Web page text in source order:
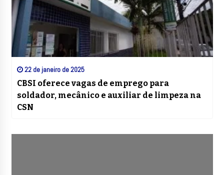
22 de janeiro de 2025
CBSI oferece vagas de emprego para
soldador, mecânico e auxiliar de limpeza na
CSN